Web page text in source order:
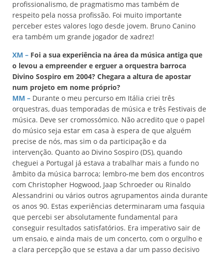
profissionalismo, de pragmatismo mas também de
respeito pela nossa profissão. Foi muito importante
perceber estes valores logo desde jovem. Bruno Canino
era também um grande jogador de xadrez!
XM – Foi a sua experiência na área da música antiga que
o levou a empreender e erguer a orquestra barroca
Divino Sospiro em 2004? Chegara a altura de apostar
num projeto em nome próprio?
MM – Durante o meu percurso em Itália criei três
orquestras, duas temporadas de música e três Festivais de
música. Deve ser cromossómico. Não acredito que o papel
do músico seja estar em casa à espera de que alguém
precise de nós, mas sim o da participação e da
intervenção. Quanto ao Divino Sospiro (DS), quando
cheguei a Portugal já estava a trabalhar mais a fundo no
âmbito da música barroca; lembro-me bem dos encontros
com Christopher Hogwood, Jaap Schroeder ou Rinaldo
Alessandrini ou vários outros agrupamentos ainda durante
os anos 90. Estas experiências determinaram uma fasquia
que percebi ser absolutamente fundamental para
conseguir resultados satisfatórios. Era imperativo sair de
um ensaio, e ainda mais de um concerto, com o orgulho e
a clara percepção que se estava a dar um passo decisivo